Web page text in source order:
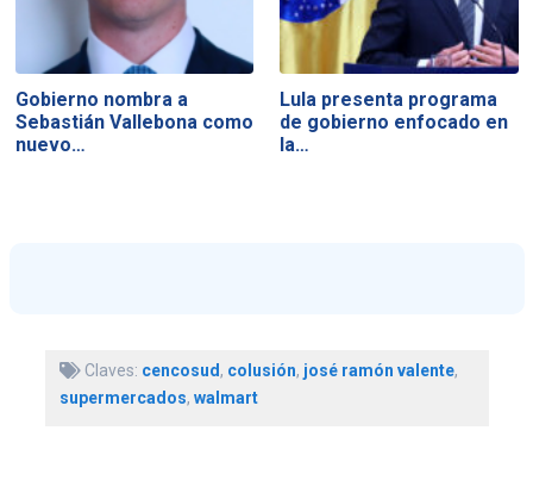
Gobierno nombra a
Sebastián Vallebona como
nuevo…
Lula presenta programa
de gobierno enfocado en
la…
Claves: cencosud, colusión, josé ramón valente,
supermercados, walmart